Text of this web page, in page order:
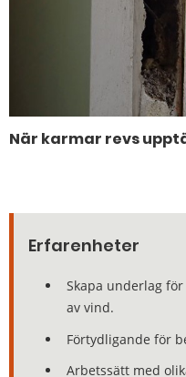
När karmar revs
Erfarenheter
Skapa underlag
av vind.
Förtydligande för
Arbetssätt med